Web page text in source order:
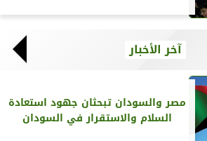
آخر الأخبار
مصر والسودان تبحثان جهود استعادة
السلام والاستقرار في السودان